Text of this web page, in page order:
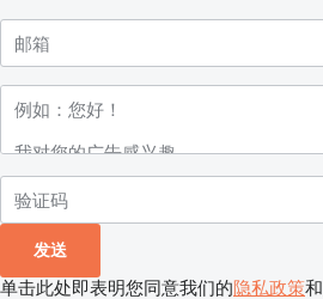
单击此处即表明您同意我们的隐私政策和